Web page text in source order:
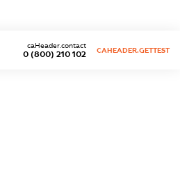
0 (800) 210 102
caHeader.contact
CAHEADER.GETTEST